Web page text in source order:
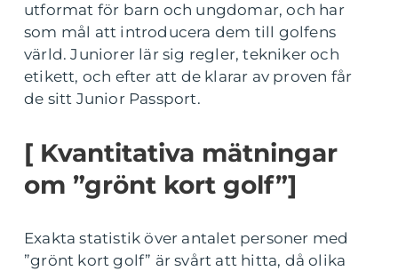
utformat för barn och ungdomar, och har
som mål att introducera dem till golfens
värld. Juniorer lär sig regler, tekniker och
etikett, och efter att de klarar av proven får
de sitt Junior Passport.
[ Kvantitativa mätningar
om ”grönt kort golf”]
Exakta statistik över antalet personer med
”grönt kort golf” är svårt att hitta, då olika